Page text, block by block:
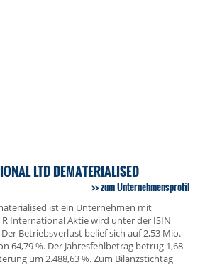
LTD DEMATERIALISED
zum Unternehmensprofil
ist ein Unternehmen mit
International Aktie wird unter der ISIN
Betriebsverlust belief sich auf 2,53 Mio.
64,79 %. Der Jahresfehlbetrag betrug 1,68
um 2.488,63 %. Zum Bilanzstichtag